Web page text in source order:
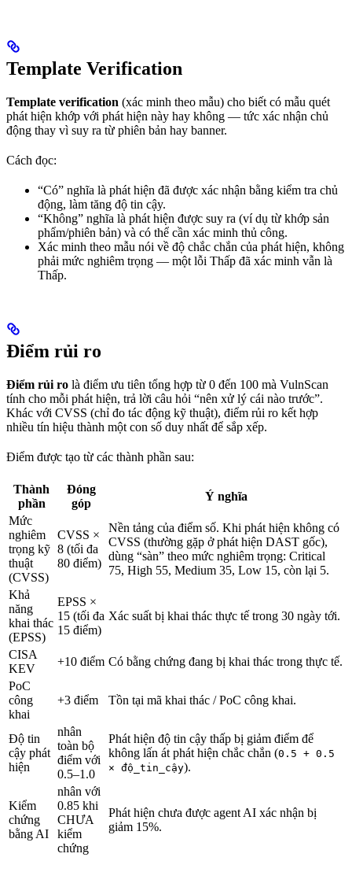
Template Verification
Template verification (xác minh theo mẫu) cho biết có mẫu quét
phát hiện khớp với phát hiện này hay không — tức xác nhận chủ
động thay vì suy ra từ phiên bản hay banner.
Cách đọc:
“Có” nghĩa là phát hiện đã được xác nhận bằng kiểm tra chủ
động, làm tăng độ tin cậy.
“Không” nghĩa là phát hiện được suy ra (ví dụ từ khớp sản
phẩm/phiên bản) và có thể cần xác minh thủ công.
Xác minh theo mẫu nói về độ chắc chắn của phát hiện, không
phải mức nghiêm trọng — một lỗi Thấp đã xác minh vẫn là
Thấp.
Điểm rủi ro
Điểm rủi ro là điểm ưu tiên tổng hợp từ 0 đến 100 mà VulnScan
tính cho mỗi phát hiện, trả lời câu hỏi “nên xử lý cái nào trước”.
Khác với CVSS (chỉ đo tác động kỹ thuật), điểm rủi ro kết hợp
nhiều tín hiệu thành một con số duy nhất để sắp xếp.
Điểm được tạo từ các thành phần sau:
Thành
phần
Đóng
góp
Ý nghĩa
Mức
nghiêm
trọng kỹ
thuật
(CVSS)
CVSS ×
8 (tối đa
80 điểm)
Nền tảng của điểm số. Khi phát hiện không có
CVSS (thường gặp ở phát hiện DAST gốc),
dùng “sàn” theo mức nghiêm trọng: Critical
75, High 55, Medium 35, Low 15, còn lại 5.
Khả
năng
khai thác
(EPSS)
EPSS ×
15 (tối đa
15 điểm)
Xác suất bị khai thác thực tế trong 30 ngày tới.
CISA
KEV
+10 điểm Có bằng chứng đang bị khai thác trong thực tế.
PoC
công
khai
+3 điểm Tồn tại mã khai thác / PoC công khai.
Độ tin
cậy phát
hiện
nhân
toàn bộ
điểm với
0.5–1.0
Phát hiện độ tin cậy thấp bị giảm điểm để
không lấn át phát hiện chắc chắn (0.5 + 0.5
× độ_tin_cậy).
Kiểm
chứng
bằng AI
nhân với
0.85 khi
CHƯA
kiểm
chứng
Phát hiện chưa được agent AI xác nhận bị
giảm 15%.